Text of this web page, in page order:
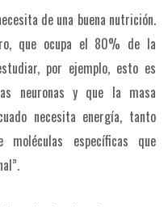
de una buena nutrición.
que ocupa el 80% de la
por ejemplo, esto es
neuronas y que la masa
necesita energía, tanto
específicas que